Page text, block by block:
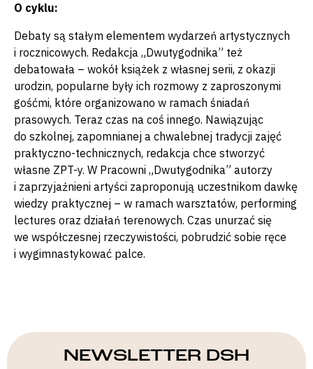
O cyklu:
Debaty są stałym elementem wydarzeń artystycznych
i rocznicowych. Redakcja „Dwutygodnika” też
debatowała – wokół książek z własnej serii, z okazji
urodzin, popularne były ich rozmowy z zaproszonymi
gośćmi, które organizowano w ramach śniadań
prasowych. Teraz czas na coś innego. Nawiązując
do szkolnej, zapomnianej a chwalebnej tradycji zajęć
praktyczno-technicznych, redakcja chce stworzyć
własne ZPT-y. W Pracowni „Dwutygodnika” autorzy
i zaprzyjaźnieni artyści zaproponują uczestnikom dawkę
wiedzy praktycznej – w ramach warsztatów, performing
lectures oraz działań terenowych. Czas unurzać się
we współczesnej rzeczywistości, pobrudzić sobie ręce
i wygimnastykować palce.
NEWSLETTER DSH